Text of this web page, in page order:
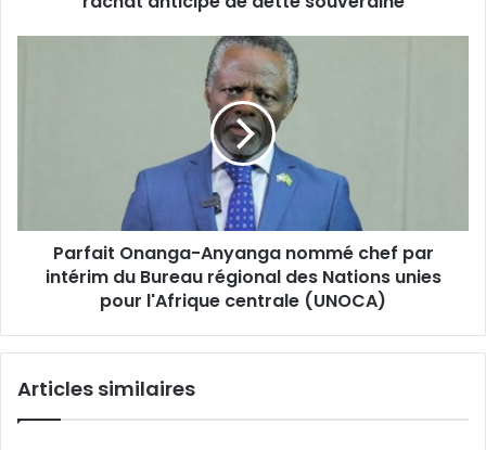
Bureau
régional
pour
centrale
Parfait Onanga-Anyanga nommé chef par
intérim du Bureau régional des Nations unies
pour l'Afrique centrale (UNOCA)
Articles similaires